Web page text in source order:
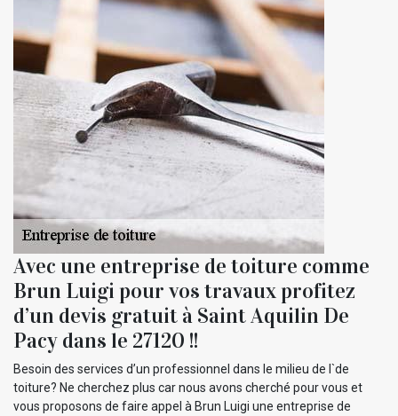
Avec une entreprise de toiture comme
Brun Luigi pour vos travaux profitez
d’un devis gratuit à Saint Aquilin De
Pacy dans le 27120 !!
Besoin des services d’un professionnel dans le milieu de l`de
toiture? Ne cherchez plus car nous avons cherché pour vous et
vous proposons de faire appel à Brun Luigi une entreprise de